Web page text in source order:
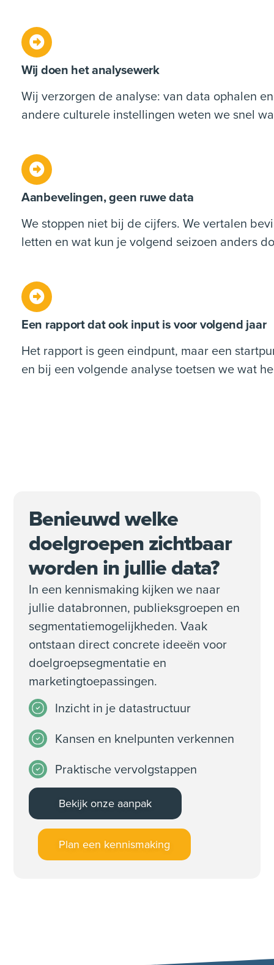
Wij doen het analysewerk
Wij verzorgen de analyse: van data ophalen
andere culturele instellingen weten we snel
Aanbevelingen, geen ruwe data
We stoppen niet bij de cijfers. We vertalen
letten en wat kun je volgend seizoen anders
Een rapport dat ook input is voor volgend jaar
Het rapport is geen eindpunt, maar een
en bij een volgende analyse toetsen we wat
Benieuwd welke
doelgroepen zichtbaar
worden in jullie data?
In een kennismaking kijken we naar
jullie databronnen, publieksgroepen en
segmentatiemogelijkheden. Vaak
ontstaan direct concrete ideeën voor
doelgroepsegmentatie en
marketingtoepassingen.
Inzicht in je datastructuur
Kansen en knelpunten verkennen
Praktische vervolgstappen
Bekijk onze aanpak
Plan een kennismaking